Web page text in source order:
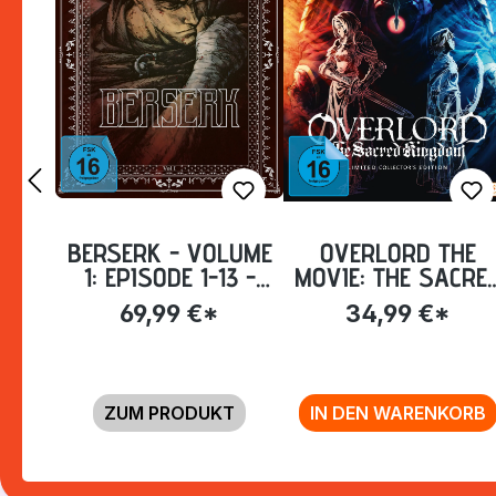
BERSERK - VOLUME
1: EPISODE 1-13 -
LIMITED STEELBOOK
[BLU-RAY]
69,99 €*
ZUM PRODUKT
OVERLORD THE
MOVIE: THE
KINGDOM -
COLLECTOR'S
34,99 €*
IN DEN WARENKORB